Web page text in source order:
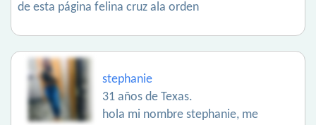
de esta página felina cruz ala orden
stephanie
31 años de Texas.
hola mi nombre stephanie, me